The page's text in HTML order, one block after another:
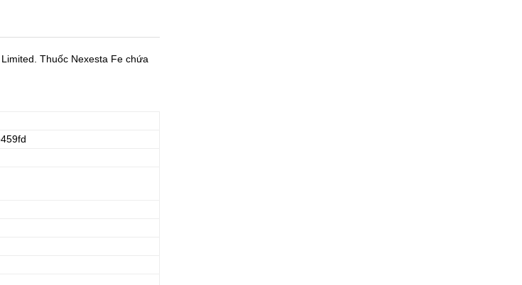
Thuốc Nexesta Fe chứa